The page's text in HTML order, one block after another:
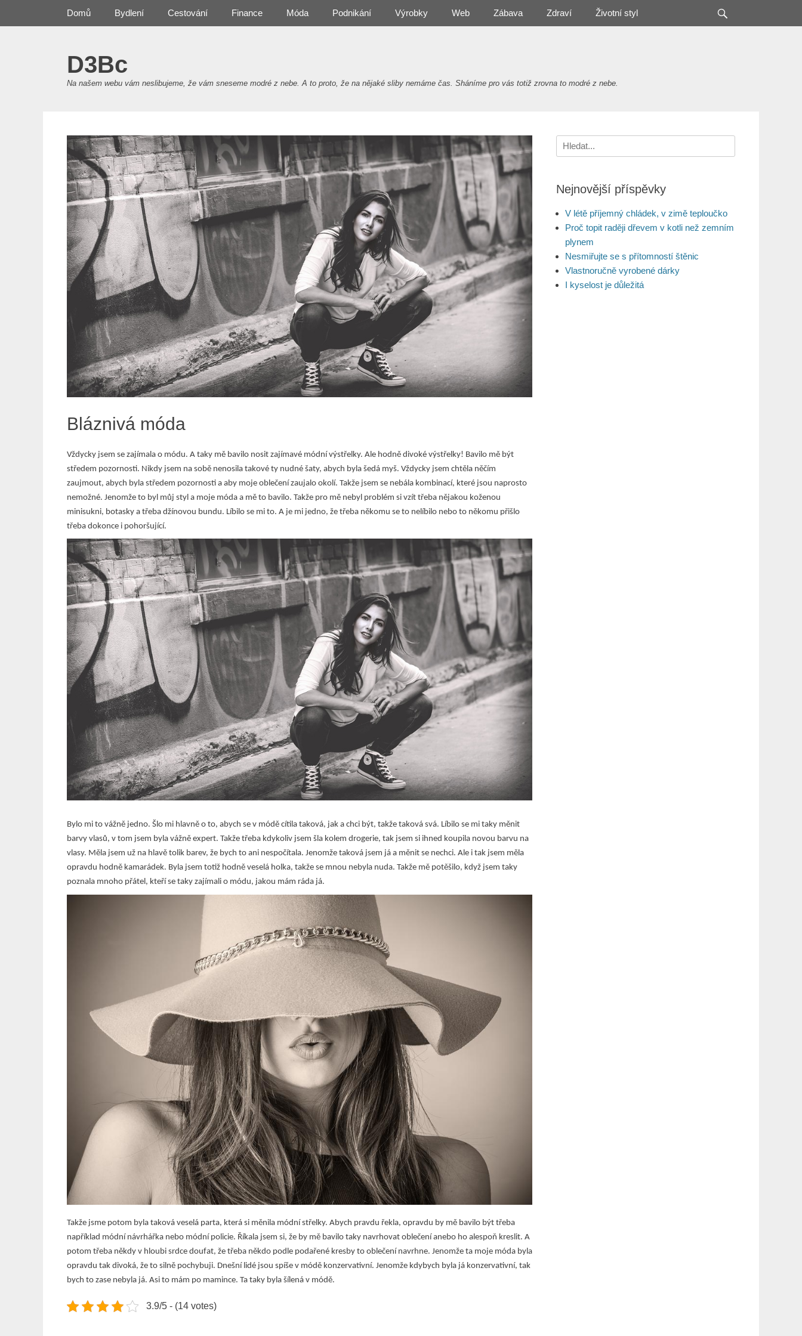
D3Bc
Na našem webu vám neslibujeme, že vám sneseme modré z nebe. A to proto, že na nějaké sliby nemáme čas. Sháníme pro vás totiž zrovna to modré z nebe.
Primary Menu
Domů Bydlení Cestování Finance Móda Podnikání Výrobky Web Zábava Zdraví Životní styl
Bláznivá móda
Vždycky jsem se zajímala o módu. A taky mě bavilo nosit zajímavé módní výstřelky. Ale hodně divoké výstřelky! Bavilo mě být
středem pozornosti. Nikdy jsem na sobě nenosila takové ty nudné šaty, abych byla šedá myš. Vždycky jsem chtěla něčím
zaujmout, abych byla středem pozornosti a aby moje oblečení zaujalo okolí. Takže jsem se nebála kombinací, které jsou naprosto
nemožné. Jenomže to byl můj styl a moje móda a mě to bavilo. Takže pro mě nebyl problém si vzít třeba nějakou koženou
minisukni, botasky a třeba džínovou bundu. Líbilo se mi to. A je mi jedno, že třeba někomu se to nelíbilo nebo to někomu přišlo
třeba dokonce i pohoršující.
Bylo mi to vážně jedno. Šlo mi hlavně o to, abych se v módě cítila taková, jak a chci být, takže taková svá. Líbilo se mi taky měnit
barvy vlasů, v tom jsem byla vážně expert. Takže třeba kdykoliv jsem šla kolem drogerie, tak jsem si ihned koupila novou barvu na
vlasy. Měla jsem už na hlavě tolik barev, že bych to ani nespočítala. Jenomže taková jsem já a měnit se nechci. Ale i tak jsem měla
opravdu hodně kamarádek. Byla jsem totiž hodně veselá holka, takže se mnou nebyla nuda. Takže mě potěšilo, když jsem taky
poznala mnoho přátel, kteří se taky zajímali o módu, jakou mám ráda já.
Takže jsme potom byla taková veselá parta, která si měnila módní střelky. Abych pravdu řekla, opravdu by mě bavilo být třeba
například módní návrhářka nebo módní policie. Říkala jsem si, že by mě bavilo taky navrhovat oblečení anebo ho alespoň kreslit. A
potom třeba někdy v hloubi srdce doufat, že třeba někdo podle podařené kresby to oblečení navrhne. Jenomže ta moje móda byla
opravdu tak divoká, že to silně pochybuji. Dnešní lidé jsou spíše v módě konzervativní. Jenomže kdybych byla já konzervativní, tak
bych to zase nebyla já. Asi to mám po mamince. Ta taky byla šílená v módě.
3.9/5 - (14 votes)
Search
for:
Nejnovější příspěvky
V létě příjemný chládek, v zimě teploučko
Proč topit raději dřevem v kotli než zemním
plynem
Nesmiřujte se s přítomností štěnic
Vlastnoručně vyrobené dárky
I kyselost je důležitá